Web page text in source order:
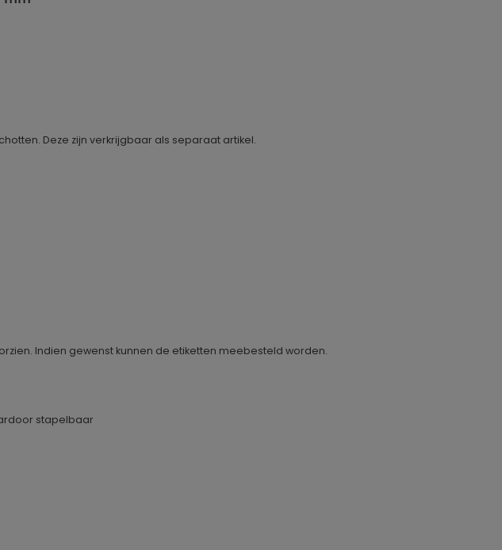
Deze zijn verkrijgbaar als separaat artikel.
Indien gewenst kunnen de etiketten meebesteld worden.
stapelbaar